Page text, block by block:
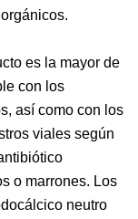
es la mayor de
con los
así como con los
viales según
o marrones. Los
neutro